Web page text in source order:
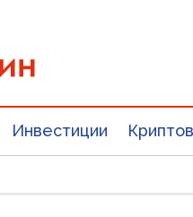
Инвестиции